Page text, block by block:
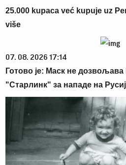
25.000 kupaca već kupuje uz
više
07. 08. 2026 17:14
Готово је: Маск не дозвољава
"Старлинк" за нападе на